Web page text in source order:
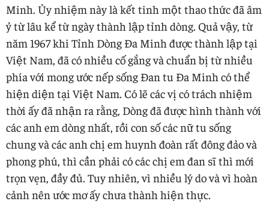
Minh. Ủy nhiệm này là kết tinh một thao thức đã âm
ỷ từ lâu kể từ ngày thành lập tỉnh dòng. Quả vậy, từ
năm 1967 khi Tỉnh Dòng Đa Minh được thành lập tại
Việt Nam, đã có nhiều cố gắng và chuẩn bị từ nhiều
phía với mong ước nếp sống Đan tu Đa Minh có thể
hiện diện tại Việt Nam. Có lẽ các vị có trách nhiệm
thời ấy đã nhận ra rằng, Dòng đã được hình thành với
các anh em dòng nhất, rồi con số các nữ tu sống
chung và các anh chị em huynh đoàn rất đông đảo và
phong phú, thì cần phải có các chị em đan sĩ thì mới
trọn vẹn, đầy đủ. Tuy nhiên, vì nhiều lý do và vì hoàn
cảnh nên ước mơ ấy chưa thành hiện thực.